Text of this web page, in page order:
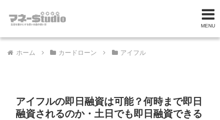
MENU
ホーム カードローン アイフル
アイフルの即日融資は可能？何時まで即日
融資されるのか・土日でも即日融資できる